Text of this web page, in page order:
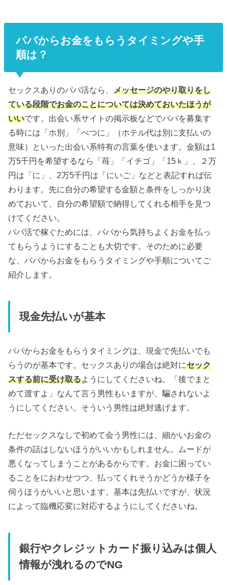
パパからお金をもらうタイミングや手
順は？
セックスありのパパ活なら、メッセージのやり取りをし
ている段階でお金のことについては決めておいたほうが
いいです。出会い系サイトの掲示板などでパパを募集す
る時には「ホ別」「べつに」（ホテル代は別に支払いの
意味）といった出会い系特有の言葉を使います。金額は1
万5千円を希望するなら「苺」「イチゴ」「15ｋ」、２万
円は「に」、2万5千円は「にいご」などと表記すれば伝
わります。先に自分の希望する金額と条件をしっかり決
めておいて、自分の希望額で納得してくれる相手を見つ
けてください。
パパ活で稼ぐためには、パパから気持ちよくお金を払っ
てもらうようにすることも大切です。そのために必要
な、パパからお金をもらうタイミングや手順についてご
紹介します。
現金先払いが基本
パパからお金をもらうタイミングは、現金で先払いでも
らうのが基本です。セックスありの場合は絶対にセック
スする前に受け取るようにしてくださいね。「後でまと
めて渡すよ」なんて言う男性もいますが、騙されないよ
うにしてください。そういう男性は絶対逃げます。
ただセックスなしで初めて会う男性には、細かいお金の
条件の話はしないほうがいいかもしれません。ムードが
悪くなってしまうことがあるからです。お金に困ってい
ることをにおわせつつ、払ってくれそうかどうか様子を
伺うほうがいいと思います。基本は先払いですが、状況
によって臨機応変に対応するようにしてくださいね。
銀行やクレジットカード振り込みは個人
情報が洩れるのでNG